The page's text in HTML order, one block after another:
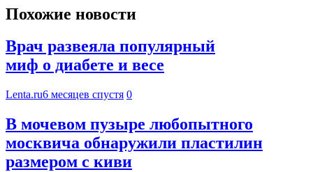
Похожие новости
Врач развеяла популярный
миф о диабете и весе
Lenta.ru6 месяцев спустя 0
В мочевом пузыре любопытного
москвича обнаружили пластилин
размером с киви